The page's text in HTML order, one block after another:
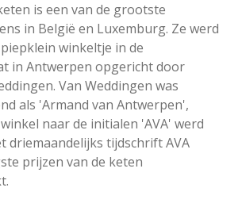
is een van de grootste
in België en Luxemburg. Ze werd
winkeltje in de
in Antwerpen opgericht door
Van Weddingen was
als 'Armand van Antwerpen',
naar de initialen 'AVA' werd
driemaandelijks tijdschrift AVA
prijzen van de keten